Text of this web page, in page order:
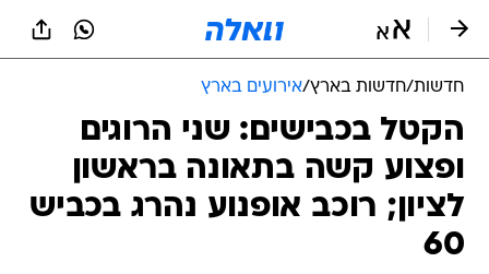
חדשות/חדשות בארץ/אירועים בארץ
הקטל בכבישים: שני הרוגים
ופצוע קשה בתאונה בראשון
לציון; רוכב אופנוע נהרג בכביש
60